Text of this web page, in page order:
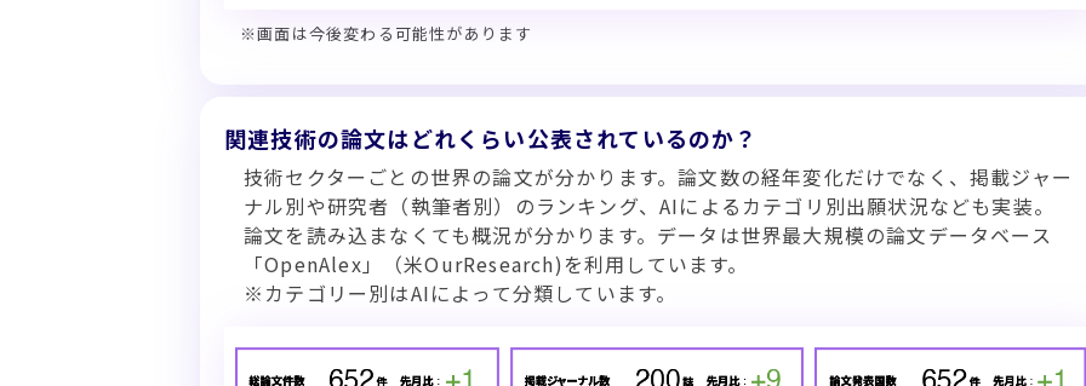
※画面は今後変わる可能性があります
関連技術の論文はどれくらい公表されているのか？
技術セクターごとの世界の論文が分かります。論文数の経年変化だけでなく、掲載ジャー
ナル別や研究者（執筆者別）のランキング、AIによるカテゴリ別出願状況なども実装。
論文を読み込まなくても概況が分かります。データは世界最大規模の論文データベース
「OpenAlex」（米OurResearch)を利用しています。
※カテゴリー別はAIによって分類しています。